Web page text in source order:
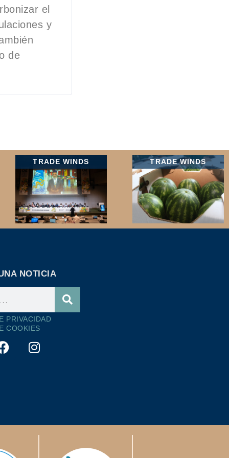
el
y
de
TRADE WINDS TRADE WINDS
NOTICIA
PRIVACIDAD
COOKIES